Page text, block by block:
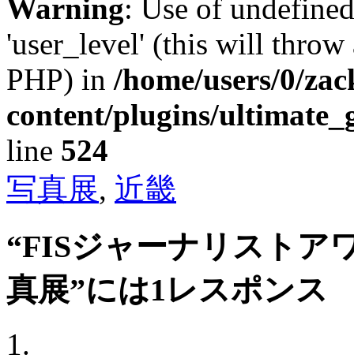
Warning: Use of
'user_level' (this will
PHP) in /home/users/0/
content/plugins/
line 524
写真展, 近畿
“FISジャーナリスト
真展”には1レスポンス